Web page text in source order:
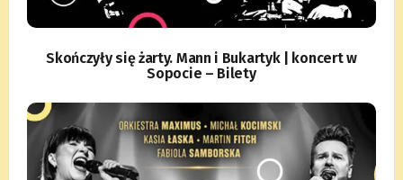
Skończyły się żarty. Mann i Bukartyk | koncert w
Sopocie – Bilety